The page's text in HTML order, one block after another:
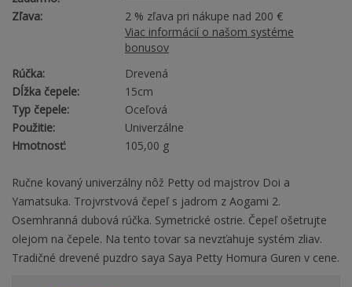
Zľava:
2 % zľava pri nákupe nad 200 €
Viac informácií o našom systéme
bonusov
Rúčka:
Drevená
Dĺžka čepele:
15cm
Typ čepele:
Oceľová
Použitie:
Univerzálne
Hmotnosť:
105,00 g
Ručne kovaný univerzálny nôž Petty od majstrov Doi a
Yamatsuka. Trojvrstvová čepeľ s jadrom z Aogami 2.
Osemhranná dubová rúčka. Symetrické ostrie. Čepeľ ošetrujte
olejom na čepele. Na tento tovar sa nevzťahuje systém zliav.
Tradičné drevené puzdro saya Saya Petty Homura Guren v cene.